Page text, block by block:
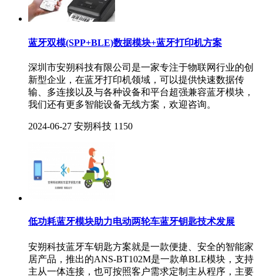
蓝牙双模(SPP+BLE)数据模块+蓝牙打印机方案
深圳市安朔科技有限公司是一家专注于物联网行业的创
新型企业，在蓝牙打印机领域，可以提供快速数据传
输、多连接以及与各种设备和平台超强兼容蓝牙模块，
我们还有更多智能设备无线方案，欢迎咨询。
2024-06-27 安朔科技 1150
低功耗蓝牙模块助力电动两轮车蓝牙钥匙技术发展
安朔科技蓝牙车钥匙方案就是一款便捷、安全的智能家
居产品，推出的ANS-BT102M是一款单BLE模块，支持
主从一体连接，也可按照客户需求定制主从程序，主要